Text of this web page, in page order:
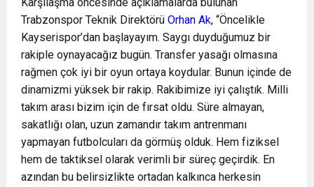
Trabzonspor Teknik Direktörü Orhan Ak, “Öncelikle
Kayserispor’dan başlayayım. Saygı duyduğumuz bir
rakiple oynayacağız bugün. Transfer yasağı olmasına
rağmen çok iyi bir oyun ortaya koydular. Bunun içinde de
dinamizmi yüksek bir rakip. Rakibimize iyi çalıştık. Milli
takım arası bizim için de fırsat oldu. Süre almayan,
sakatlığı olan, uzun zamandır takım antrenmanı
yapmayan futbolcuları da görmüş olduk. Hem fiziksel
hem de taktiksel olarak verimli bir süreç geçirdik. En
azından bu belirsizlikte ortadan kalkınca herkesin